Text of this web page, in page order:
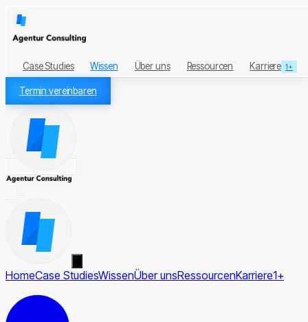
Case Studies Wissen Über uns Ressourcen Karriere 1+
Termin vereinbaren
HomeCase StudiesWissenÜber unsRessourcenKarriere1+